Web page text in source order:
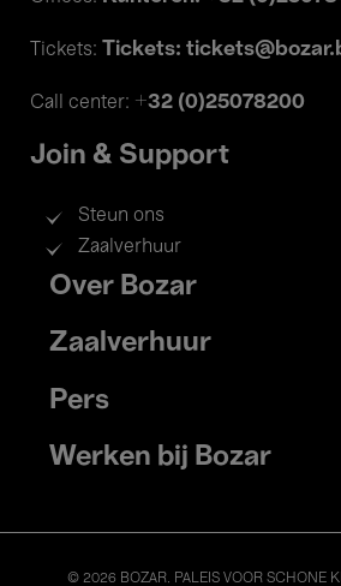
Tickets: Tickets:
Call center: +32 (0)25078200
Join & Support
Steun ons
Zaalverhuur
Footer
menu
Over Bozar
Zaalverhuur
Pers
Werken bij Bozar
© 2026 BOZAR. PALEIS VOOR SCHONE